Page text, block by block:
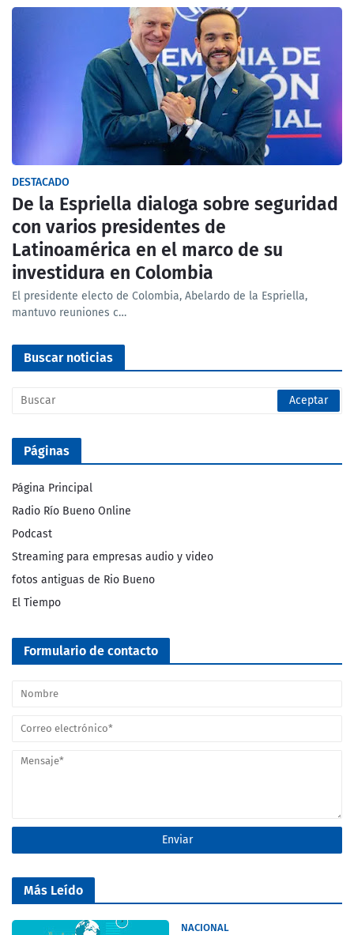
DESTACADO
De la Espriella dialoga sobre seguridad
con varios presidentes de
Latinoamérica en el marco de su
investidura en Colombia
El presidente electo de Colombia, Abelardo de la Espriella,
mantuvo reuniones c…
Buscar noticias
Páginas
Página Principal
Radio Río Bueno Online
Podcast
Streaming para empresas audio y video
fotos antiguas de Rio Bueno
El Tiempo
Formulario de contacto
Más Leído
NACIONAL